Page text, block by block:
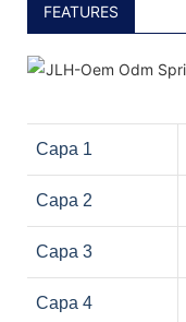
FEATURES
Capa 1
Capa 2
Capa 3
Capa 4